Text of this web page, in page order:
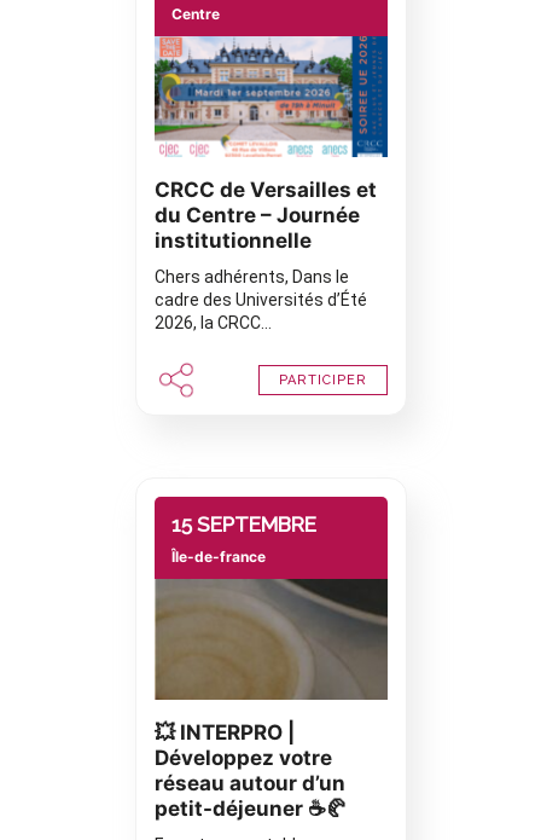
Centre
CRCC de Versailles et
du Centre – Journée
institutionnelle
Chers adhérents, Dans le
cadre des Universités d’Été
2026, la CRCC…
PARTICIPER
15 SEPTEMBRE
Île-de-france
💥 INTERPRO |
Développez votre
réseau autour d’un
petit-déjeuner ☕🥐